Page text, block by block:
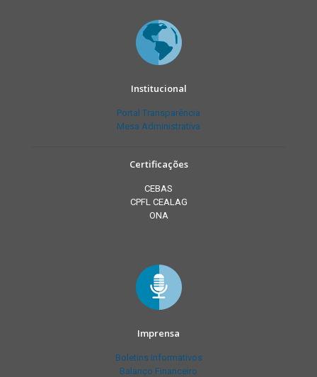
Institucional
Portal Transparência
Mesa Administrativa
Certificações
CEBAS
CPFL CEALAG
ONA
Imprensa
Boletins Informativos
Balanço Financeiro